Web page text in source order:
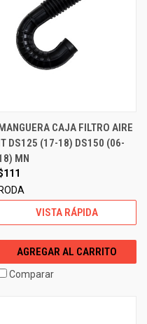
CAJA FILTRO AIRE
DS125 (17-18) DS150 (06-
MN
RODA
VISTA RÁPIDA
AGREGAR AL CARRITO
Comparar